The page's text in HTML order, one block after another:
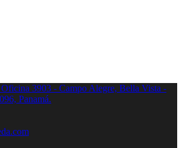
3903 - Campo Alegre, Bella Vista -
Panamá.